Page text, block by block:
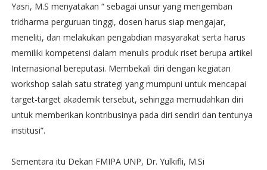
Yasri, M.S menyatakan “ sebagai unsur yang mengemban
tridharma perguruan tinggi, dosen harus siap mengajar,
meneliti, dan melakukan pengabdian masyarakat serta harus
memiliki kompetensi dalam menulis produk riset berupa artikel
Internasional bereputasi. Membekali diri dengan kegiatan
workshop salah satu strategi yang mumpuni untuk mencapai
target-target akademik tersebut, sehingga memudahkan diri
untuk memberikan kontribusinya pada diri sendiri dan tentunya
institusi”.
Sementara itu Dekan FMIPA UNP, Dr. Yulkifli, M.Si